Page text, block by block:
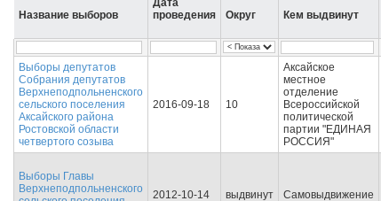
Название выборов
Дата
проведения
Округ Кем выдвинут
Выборы депутатов
Собрания депутатов
Верхнеподпольненского
сельского поселения
Аксайского района
Ростовской области
четвертого созыва
2016-09-18 10
Аксайское
местное
отделение
Всероссийской
политической
партии "ЕДИНАЯ
РОССИЯ"
Выборы Главы
Верхнеподпольненского
2012-10-14 выдвинут Самовыдвижение